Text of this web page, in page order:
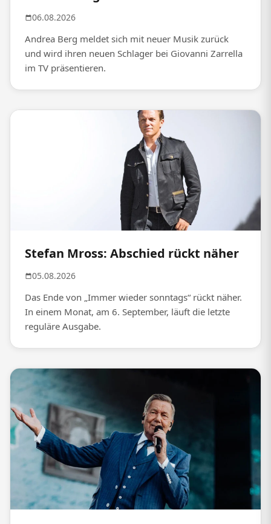
06.08.2026
Andrea Berg meldet sich mit neuer Musik zurück
und wird ihren neuen Schlager bei Giovanni Zarrella
im TV präsentieren.
Stefan Mross: Abschied rückt näher
05.08.2026
Das Ende von „Immer wieder sonntags“ rückt näher.
In einem Monat, am 6. September, läuft die letzte
reguläre Ausgabe.